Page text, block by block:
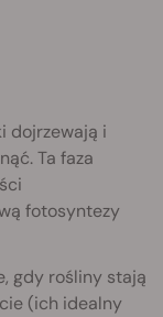
dojrzewają i
Ta faza
fotosyntezy
gdy rośliny stają
(ich idealny